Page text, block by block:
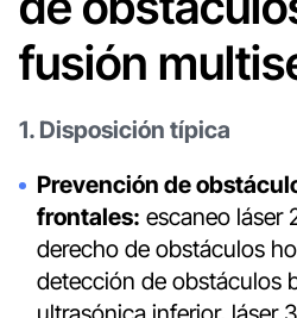
fusión
1. Disposición típica
Prevención de
frontales: escaneo láser
derecho de obstáculos
detección de obstáculos